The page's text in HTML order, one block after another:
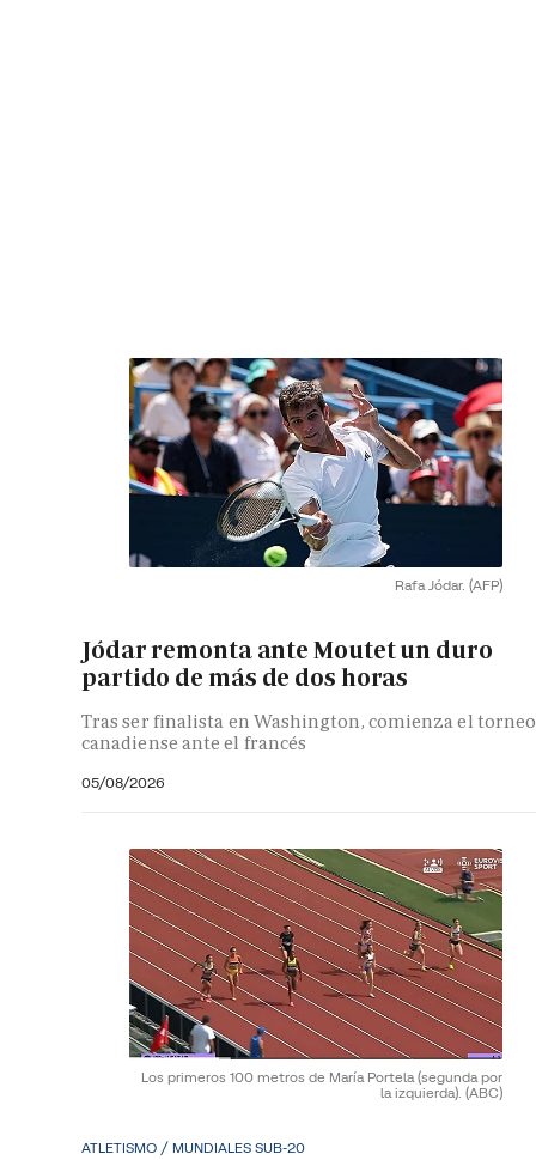
Rafa Jódar. (AFP)
Jódar remonta ante Moutet un duro
partido de más de dos horas
Tras ser finalista en Washington, comienza el torneo
canadiense ante el francés
05/08/2026
Los primeros 100 metros de María Portela (segunda por
la izquierda). (ABC)
ATLETISMO / MUNDIALES SUB-20